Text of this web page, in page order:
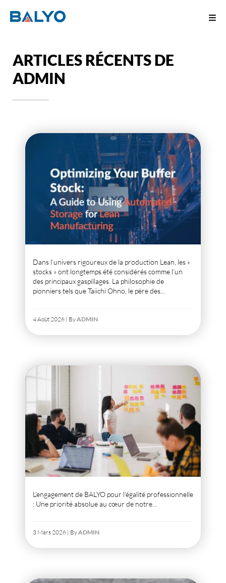
ARTICLES RÉCENTS DE
ADMIN
Dans l’univers rigoureux de la production Lean, les «
stocks » ont longtemps été considérés comme l’un
des principaux gaspillages. La philosophie de
pionniers tels que Taiichi Ohno, le père des...
4 Août 2026 | ByADMIN
L’engagement de BALYO pour l’égalité professionnelle
: Une priorité absolue au cœur de notre...
3 Mars 2026 | ByADMIN